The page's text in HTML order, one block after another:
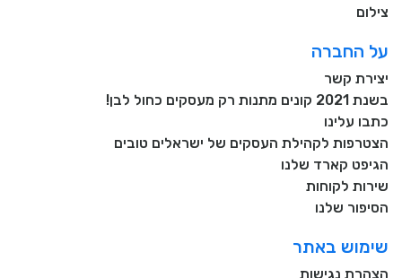
צילום
על החברה
יצירת קשר
בשנת 2021 קונים מתנות רק מעסקים כחול לבן!
כתבו עלינו
הצטרפות לקהילת העסקים של ישראלים טובים
הגיפט קארד שלנו
שירות לקוחות
הסיפור שלנו
שימוש באתר
הצהרת נגישות